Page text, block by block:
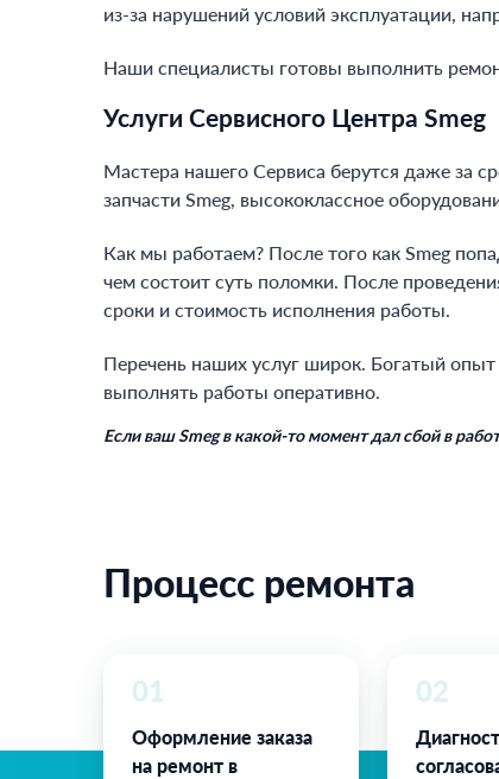
из-за нарушений условий эксплуатации,
Наши специалисты готовы выполнить
Услуги Сервисного Центра Smeg
Мастера нашего Сервиса берутся даже за
запчасти Smeg, высококлассное
Как мы работаем? После того как Smeg
чем состоит суть поломки. После
сроки и стоимость исполнения работы.
Перечень наших услуг широк. Богатый опыт
выполнять работы оперативно.
Если ваш Smeg в какой-то момент дал сбой в
Процесс ремонта
01
Оформление заказа
на ремонт в
02